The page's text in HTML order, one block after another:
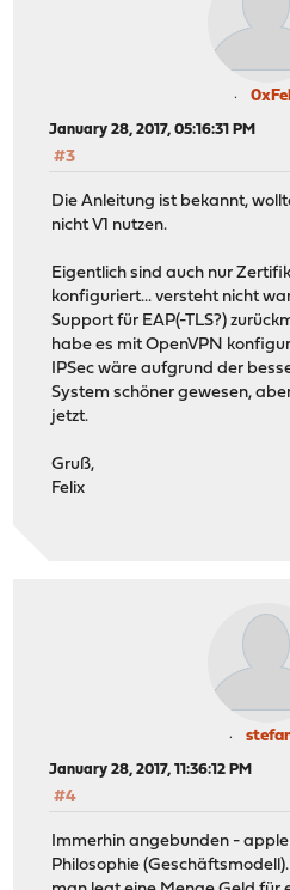
January 28, 2017, 05:16:31 PM
#3
Die Anleitung ist bekannt,
nicht V1 nutzen.
Eigentlich sind auch nur
konfiguriert... versteht nicht
Support für EAP(-TLS?)
habe es mit OpenVPN
IPSec wäre aufgrund der
System schöner gewesen,
jetzt.
Gruß,
Felix
January 28, 2017, 11:36:12 PM
#4
Immerhin angebunden -
Philosophie